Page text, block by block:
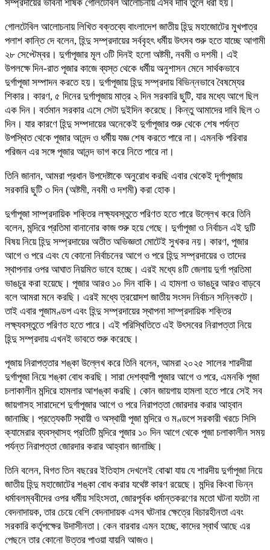
সম্প্রদায়ের ভাবনা শীর্ষক গোলটেবিল আলোচনায় এসব দাবি তুলে ধরা হয়।
গোলটেবিল আলোচনায় লিখিত বক্তব্যে বাংলাদেশ জাতীয় হিন্দু মহাজোটের মুখপাত্র
পলাশ কান্তি দে বলেন, হিন্দু সম্প্রদায়ের সর্ববৃহৎ ধর্মীয় উৎসব শুরু হতে যাচ্ছে আগামী
২৮ সেপ্টেম্বর। দুর্গাপূজার মূল ৩টি দিনই হলো অষ্টমী, নবমী ও দশমী। এই
উপলক্ষে দিন-রাত পূজার কাজে ব্যস্ত থেকে ধর্মীয় অনুশাসন মেনে সার্থকভাবে
দুর্গাপূজা সম্পাদন করতে হয়। দুর্গাপূজায় হিন্দু সম্প্রদায় বিভিন্নভাবে বৈষম্যের
শিকার। কারণ, ৫ দিনের দুর্গাপূজায় মাত্র ২ দিন সরকারি ছুটি, যার মধ্যে আগে ছিল
এক দিন। বর্তমান সরকার এসে সেটা দুইদিন করেছে। কিন্তু আমাদের দাবি ছিল ৩
দিন। যার কারণে হিন্দু সম্পদায়ের অনেকেই দুর্গাপূজার শুরু থেকে শেষ পর্যন্ত
উপস্থিত থেকে পূজার আনন্দ ও ধর্মীয় যজ্ঞ শেষ করতে পারে না। এমনকি পরিবার
পরিজন এর সঙ্গে পূজার আনন্দ ভাগ করে নিতে পারে না।
তিনি জানান, আমরা প্রধান উপদেষ্টাকে অনুরোধ করছি এবার থেকেই দূর্গাপূজায়
সরকারি ছুটি ৩ দিন (অষ্টমী, নবমী ও দশমী) করা হোক।
দুর্গাপূজা সাম্প্রদায়িক শক্তির লক্ষ্যবস্তুতে পরিণত হতে পারে উল্লেখ করে তিনি
বলেন, মন্দিরে প্রতিমা বানানোর কাজ শুরু হয়ে গেছে। দুর্গাপূজা ও নির্বাচন এই দুটি
বিষয় নিয়ে হিন্দু সম্প্রদায়ের অতীত অভিজ্ঞতা মোটেই সুখকর নয়। কারণ, পূজার
আগে ও পরে এবং যে কোনো নির্বাচনের আগে ও পরে হিন্দু সম্প্রদায়ের ও তাদের
স্থাপনার ওপর আঘাত নিয়মিত ভাবে হচ্ছে। এরই মধ্যে ৪টি জেলায় দুর্গা প্রতিমা
ভাঙচুর করা হয়েছে। পূজার আরও ১০ দিন বাকি। এ হামলা ও ভাঙচুর আরও বাড়বে
বলে আমরা মনে করছি। এরই মধ্যে ত্রয়োদশ জাতীয় সংসদ নির্বাচন সন্নিকটে।
তাই এবার পূজামণ্ডপ এবং হিন্দু সম্প্রদায়ের স্থাপনা সাম্প্রদায়িক শক্তির
লক্ষ্যবস্তুতে পরিণত হতে পারে। এই পরিস্থিতিতে এই উৎসবের নিরাপত্তা নিয়ে
হিন্দু সম্প্রদায় এখনই ভাবতে শুরু করেছে।
পূজায় নিরাপত্তার শঙ্কা উল্লেখ করে তিনি বলেন, আমরা ২০২৫ সালের শারদীয়া
দুর্গাপূজা নিয়ে শঙ্কা বোধ করছি। সারা দেশব্যাপী পূজার আগে ও পরে, এমনকি পূজা
চলাকালীন মন্দিরে হামলার আশঙ্কা করছি। কোন জায়গায় হামলা হতে পারে সেই সব
জায়গাসহ সারাদেশে দুর্গাপূজার আগে ও পরে নিরাপত্তা জোরদার করার আহ্বান
জানাচ্ছি। প্রত্যেকটি স্থায়ী ও অস্থায়ী পূজা মন্দিরে ও মণ্ডপে সরকারী খরচে সিসি
ক্যামেরার ব্যবস্থাসহ প্রতিটি মন্দিরে পূজার ১০ দিন আগে থেকে পূজা চলাকালীন সময়
পর্যন্ত নিরাপত্তা জোরদার করার আহ্বান জানাচ্ছি।
তিনি বলেন, বিগত তিন বছরের ইতিহাস দেখলেই বোঝা যায় যে শারদীয় দুর্গাপূজা নিয়ে
জাতীয় হিন্দু মহাজোটের শঙ্কা বোধ করার যথেষ্ট কারণ রয়েছে। মন্দির কিংবা ভিন্ন
ধর্মাবলম্ববীদের ওপর ধর্মীয় সহিংসতা, জোরপূর্বক ধর্মান্তকরণের মতো ঘটনা যতটা না
বেদনাদায়ক, তার চেয়ে বেশি বেদনাদায়ক এসব ঘটনার ক্ষেত্রে বিচারহীনতা এবং
সরকারি কর্তৃপক্ষের উদাসীনতা। কেন বারবার এমন হচ্ছে, কাদের স্বার্থ আছে এর
পেছনে তার কোনো উত্তর পাওয়া যায়নি আজও।